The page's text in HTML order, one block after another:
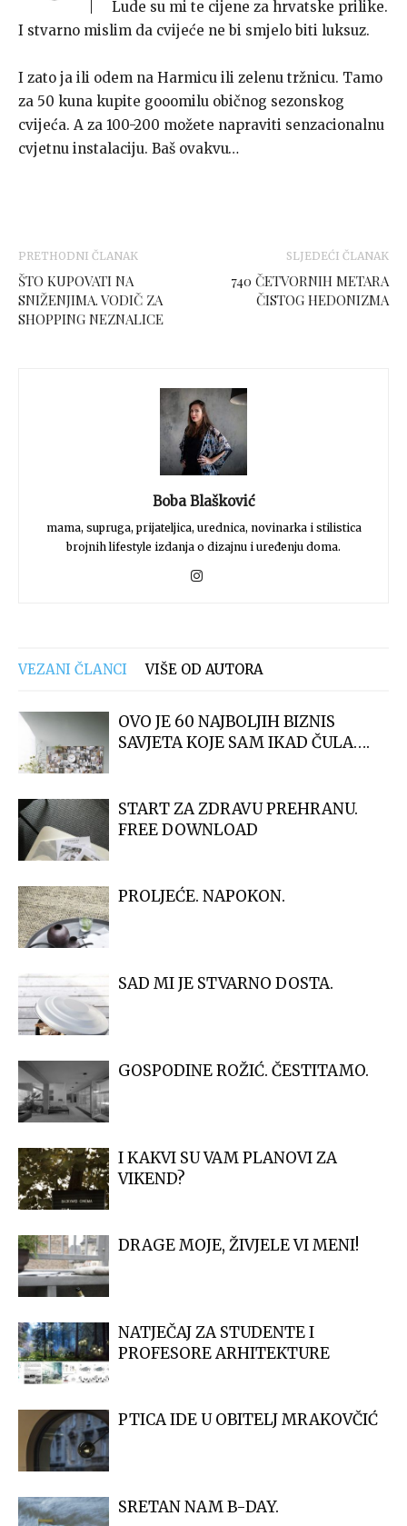
Lude su mi te cijene za hrvatske prilike.
I stvarno mislim da cvijeće ne bi smjelo biti luksuz.
I zato ja ili odem na Harmicu ili zelenu tržnicu. Tamo
za 50 kuna kupite gooomilu običnog sezonskog
cvijeća. A za 100-200 možete napraviti senzacionalnu
cvjetnu instalaciju. Baš ovakvu…
PRETHODNI ČLANAK
ŠTO KUPOVATI NA
SNIŽENJIMA. VODIČ ZA
SHOPPING NEZNALICE
SLJEDEĆI ČLANAK
740 ČETVORNIH METARA
ČISTOG HEDONIZMA
Boba Blašković
mama, supruga, prijateljica, urednica, novinarka i stilistica
brojnih lifestyle izdanja o dizajnu i uređenju doma.
VEZANI ČLANCI VIŠE OD AUTORA
OVO JE 60 NAJBOLJIH BIZNIS
SAVJETA KOJE SAM IKAD ČULA….
START ZA ZDRAVU PREHRANU.
FREE DOWNLOAD
PROLJEĆE. NAPOKON.
SAD MI JE STVARNO DOSTA.
GOSPODINE ROŽIĆ. ČESTITAMO.
I KAKVI SU VAM PLANOVI ZA
VIKEND?
DRAGE MOJE, ŽIVJELE VI MENI!
NATJEČAJ ZA STUDENTE I
PROFESORE ARHITEKTURE
PTICA IDE U OBITELJ MRAKOVČIĆ
SRETAN NAM B-DAY.